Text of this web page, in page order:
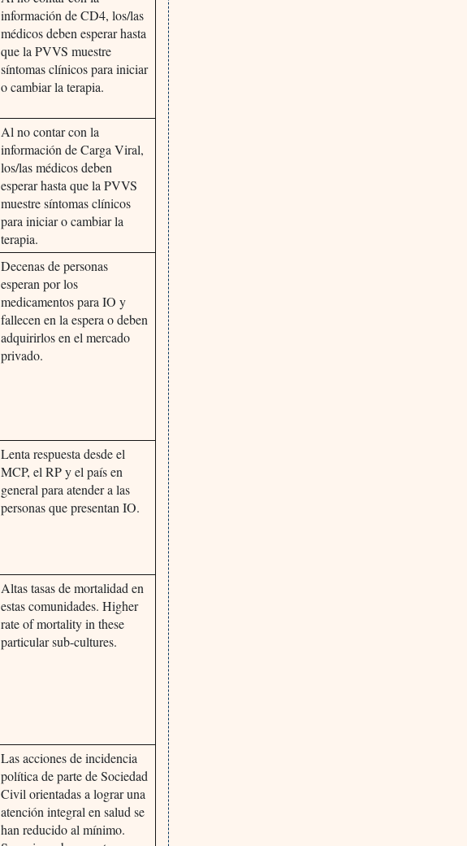
información de CD4, los/las
médicos deben esperar hasta
que la PVVS muestre
síntomas clínicos para iniciar
o cambiar la terapia.
Al no contar con la
información de Carga Viral,
los/las médicos deben
esperar hasta que la PVVS
muestre síntomas clínicos
para iniciar o cambiar la
terapia.
Decenas de personas
esperan por los
medicamentos para IO y
fallecen en la espera o deben
adquirirlos en el mercado
privado.
Lenta respuesta desde el
MCP, el RP y el país en
general para atender a las
personas que presentan IO.
Altas tasas de mortalidad en
estas comunidades. Higher
rate of mortality in these
particular sub-cultures.
Las acciones de incidencia
política de parte de Sociedad
Civil orientadas a lograr una
atención integral en salud se
han reducido al mínimo.